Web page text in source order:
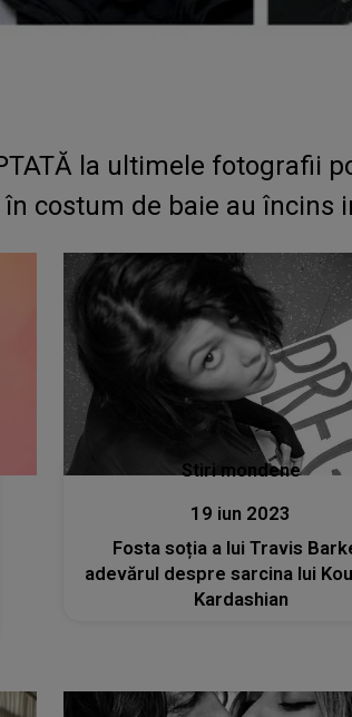
la ultimele fotografii
costum de baie au încins
Stiri mondene
19 iun 2023
Fosta soția a lui Travis
adevărul despre sarcina lui
Kardashian